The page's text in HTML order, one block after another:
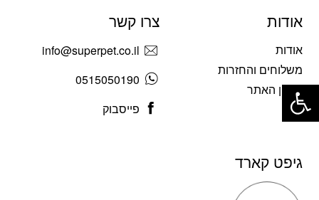
אודות
אודות
משלוחים והחזרות
תקנון האתר
בלוג
צרו קשר
info@superpet.co.il
0515050190
פייסבוק
גיפט קארד
פתח סרגל נגישות